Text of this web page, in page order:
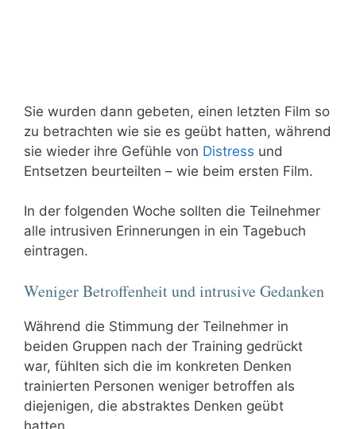
Sie wurden dann gebeten, einen letzten Film so
zu betrachten wie sie es geübt hatten, während
sie wieder ihre Gefühle von Distress und
Entsetzen beurteilten – wie beim ersten Film.
In der folgenden Woche sollten die Teilnehmer
alle intrusiven Erinnerungen in ein Tagebuch
eintragen.
Weniger Betroffenheit und intrusive Gedanken
Während die Stimmung der Teilnehmer in
beiden Gruppen nach der Training gedrückt
war, fühlten sich die im konkreten Denken
trainierten Personen weniger betroffen als
diejenigen, die abstraktes Denken geübt
hatten.